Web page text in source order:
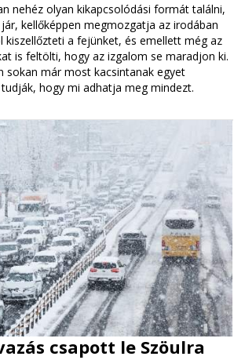
nehéz olyan kikapcsolódási formát találni,
kellőképpen megmozgatja az irodában
a fejünket, és emellett még az
is feltölti, hogy az izgalom se maradjon ki.
sokan már most kacsintanak egyet
hogy mi adhatja meg mindezt.
csapott le Szöulra